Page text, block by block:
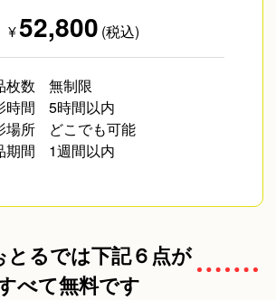
¥52,800 (税込)
枚数
無制限
時間
5時間以内
場所
どこでも可能
期間
1週間以内
とるでは下記６点が
べて無料です